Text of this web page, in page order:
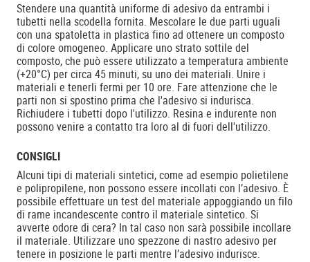
Stendere una quantità uniforme di adesivo da entrambi i
tubetti nella scodella fornita. Mescolare le due parti uguali
con una spatoletta in plastica fino ad ottenere un composto
di colore omogeneo. Applicare uno strato sottile del
composto, che può essere utilizzato a temperatura ambiente
(+20°C) per circa 45 minuti, su uno dei materiali. Unire i
materiali e tenerli fermi per 10 ore. Fare attenzione che le
parti non si spostino prima che l'adesivo si indurisca.
Richiudere i tubetti dopo l'utilizzo. Resina e indurente non
possono venire a contatto tra loro al di fuori dell'utilizzo.
CONSIGLI
Alcuni tipi di materiali sintetici, come ad esempio polietilene
e polipropilene, non possono essere incollati con l’adesivo. È
possibile effettuare un test del materiale appoggiando un filo
di rame incandescente contro il materiale sintetico. Si
avverte odore di cera? In tal caso non sarà possibile incollare
il materiale. Utilizzare uno spezzone di nastro adesivo per
tenere in posizione le parti mentre l’adesivo indurisce.